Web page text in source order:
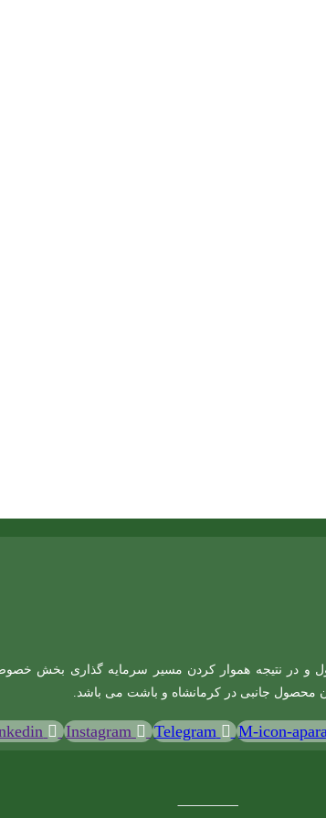
در نتیجه هموار کردن مسیر سرمایه گذاری بخش خصوصی و
محصول جانبی در کرمانشاه و باشت می باشد.
Instagram Telegram M-icon-